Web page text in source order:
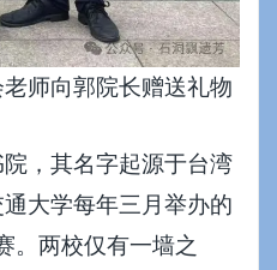
师向郭院长赠送礼物
，其名字起源于台湾
大学每年三月举办的
。两校仅有一墙之